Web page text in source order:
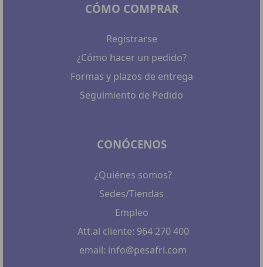
CÓMO COMPRAR
Registrarse
¿Cómo hacer un pedido?
Formas y plazos de entrega
Seguimiento de Pedido
CONÓCENOS
¿Quiénes somos?
Sedes/Tiendas
Empleo
Att.al cliente: 964 270 400
email: info@pesafri.com